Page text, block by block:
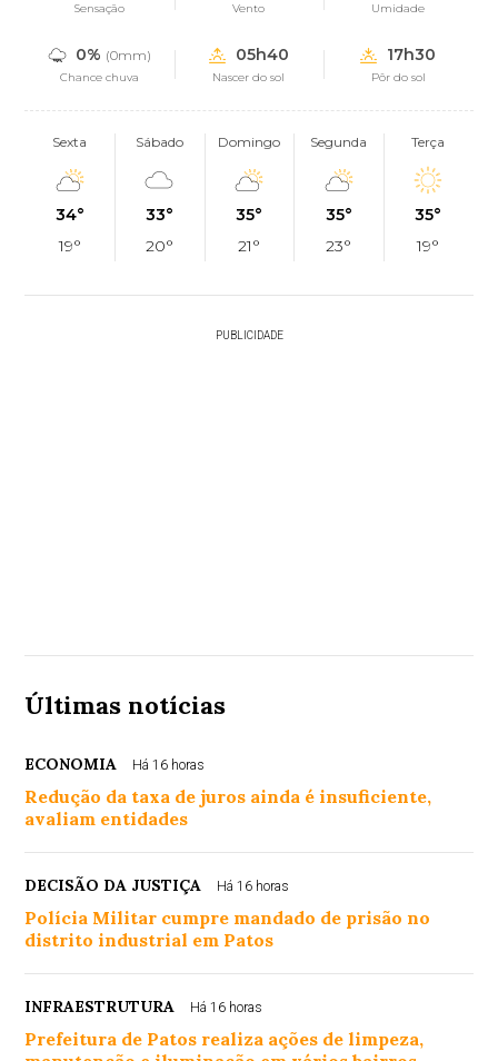
Sensação Vento Umidade
0% (0mm)
Chance chuva
05h40
Nascer do sol
17h30
Pôr do sol
Sexta
34°
19°
Sábado
33°
20°
Domingo
35°
21°
Segunda
35°
23°
Terça
35°
19°
PUBLICIDADE
Últimas notícias
ECONOMIA Há 16 horas
Redução da taxa de juros ainda é insuficiente,
avaliam entidades
DECISÃO DA JUSTIÇA Há 16 horas
Polícia Militar cumpre mandado de prisão no
distrito industrial em Patos
INFRAESTRUTURA Há 16 horas
Prefeitura de Patos realiza ações de limpeza,